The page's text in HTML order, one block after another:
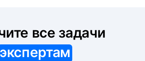
экспертам